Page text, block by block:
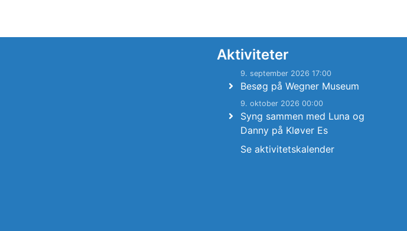
Aktiviteter
9. september 2026 17:00
Besøg på Wegner Museum
9. oktober 2026 00:00
Syng sammen med Luna og
Danny på Kløver Es
Se aktivitetskalender